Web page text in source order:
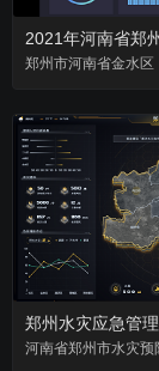
郑州市河南省金水区
郑州水灾应急管
河南省郑州市水灾预